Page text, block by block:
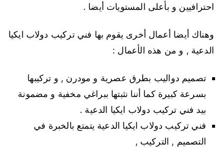
احترافيين و بأعلى المستويات أيضا .
وهناك أيضا أعمال أخرى يقوم بها فني تركيب دولاب ايكيا
الدعية , و من هذه الأعمال :
تصميم دواليب بطرق عصرية و مودرن , و تركيبها
بسرعة كبيرة كما أننا نثبتها ببراغي مخفية و مضمونة
بيد فني تركيب دولاب ايكيا الدعية .
فني تركيب دولاب ايكيا الدعية يتمتع بالخبرة في
التصميم , التركيب ,